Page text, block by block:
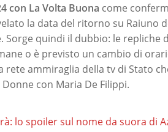
con La Volta Buona come
la data del ritorno su Raiuno
quindi il dubbio: le repliche
o è previsto un cambio di
ammiraglia della tv di Stato
con Maria De Filippi.
lo spoiler sul nome da suora di